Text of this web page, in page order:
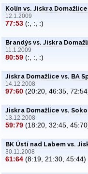
Kolín vs. Jiskra Domažlice
12.1.2009
77:53 (:, :, :)
Brandýs vs. Jiskra
11.1.2009
80:59 (:, :, :)
Jiskra Domažlice vs. BA
14.12.2008
97:60 (20:20, 46:35,
Jiskra Domažlice vs.
13.12.2008
59:79 (18:20, 32:45,
BK Ústí nad Labem vs.
30.11.2008
61:64 (8:19, 21:30, 45:44)